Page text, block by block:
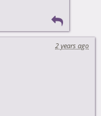
2 years ago